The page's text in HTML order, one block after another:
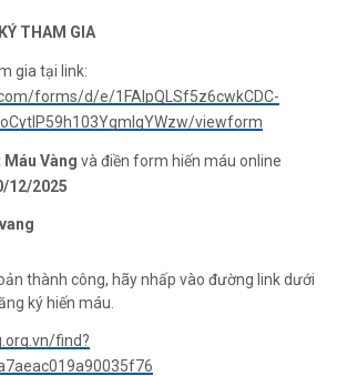
THAM GIA
gia tại link:
forms/d/e/1FAIpQLSf5z6cwkCDC-
viewform
Máu Vàng và điền form hiến máu online
12/2025
thành công, hãy nhấp vào đường link dưới
ký hiến máu.
find?